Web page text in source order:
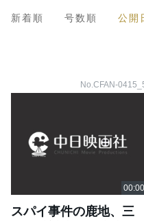
新着順 号数順 公開
No.CFAN-
スパイ事件の鹿地、三